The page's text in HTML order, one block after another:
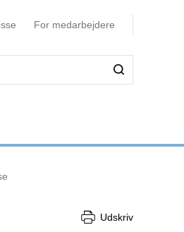
For medarbejdere
Udskriv